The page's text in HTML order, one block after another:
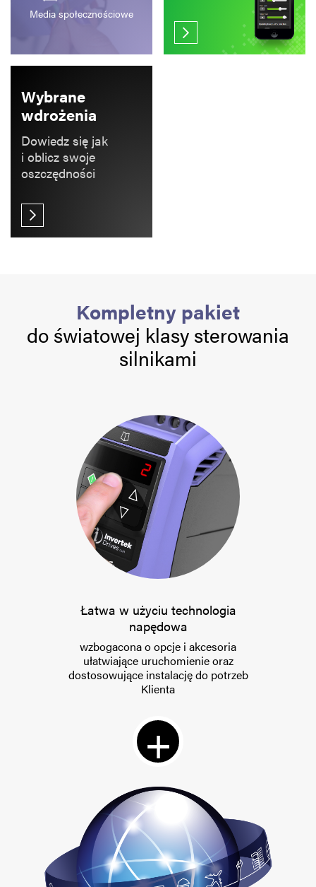
Media społecznościowe
Wybrane
wdrożenia
Dowiedz się jak
i oblicz swoje
oszczędności
Kompletny pakiet
do światowej klasy sterowania
silnikami
Łatwa w użyciu technologia
napędowa
wzbogacona o opcje i akcesoria
ułatwiające uruchomienie oraz
dostosowujące instalację do potrzeb
Klienta